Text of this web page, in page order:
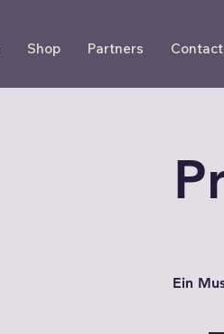
Shop Partners Contact
Ein